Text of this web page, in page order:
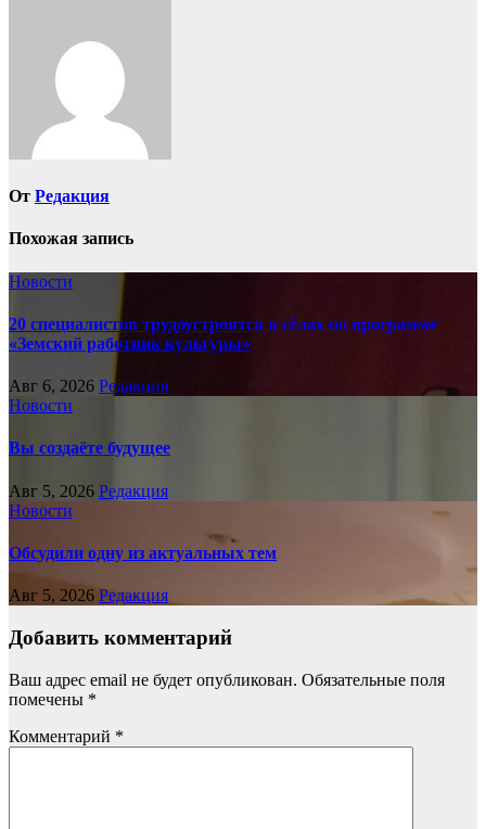
От Редакция
Похожая запись
Новости
20 специалистов трудоустроятся в сёлах по программе
«Земский работник культуры»
Авг 6, 2026 Редакция
Новости
Вы создаёте будущее
Авг 5, 2026 Редакция
Новости
Обсудили одну из актуальных тем
Авг 5, 2026 Редакция
Добавить комментарий
Ваш адрес email не будет опубликован. Обязательные поля
помечены *
Комментарий *